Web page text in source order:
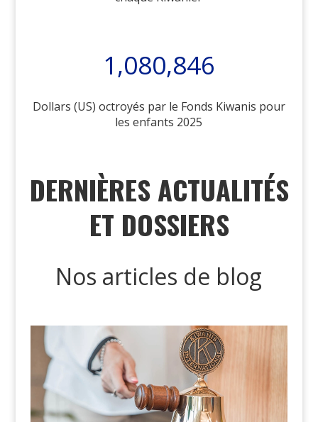
1,080,846
Dollars (US) octroyés par le Fonds Kiwanis pour
les enfants 2025
DERNIÈRES ACTUALITÉS
ET DOSSIERS
Nos articles de blog